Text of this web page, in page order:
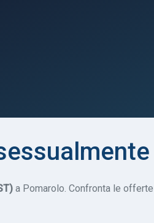
a Pomarolo. Confronta le